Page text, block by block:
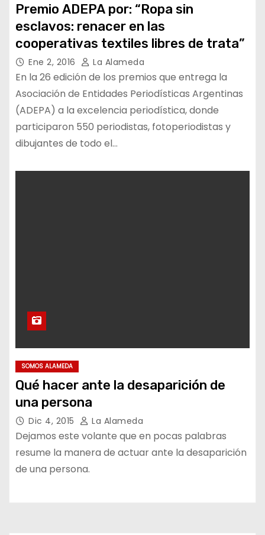
Premio ADEPA por: “Ropa sin
esclavos: renacer en las
cooperativas textiles libres de trata”
Ene 2, 2016 La Alameda
En la 26 edición de los premios que entrega la
Asociación de Entidades Periodísticas Argentinas
(ADEPA) a la excelencia periodística, donde
participaron 550 periodistas, fotoperiodistas y
dibujantes de todo el…
SOMOS ALAMEDA
Qué hacer ante la desaparición de
una persona
Dic 4, 2015 La Alameda
Dejamos este volante que en pocas palabras
resume la manera de actuar ante la desaparición
de una persona.